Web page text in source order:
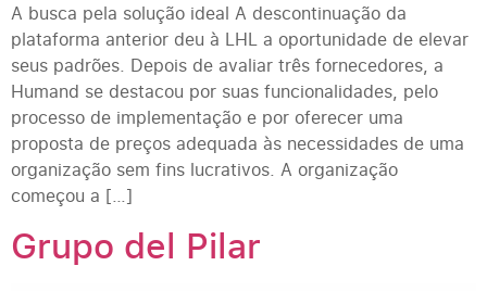
A busca pela solução ideal A descontinuação da
plataforma anterior deu à LHL a oportunidade de elevar
seus padrões. Depois de avaliar três fornecedores, a
Humand se destacou por suas funcionalidades, pelo
processo de implementação e por oferecer uma
proposta de preços adequada às necessidades de uma
organização sem fins lucrativos. A organização
começou a […]
Grupo del Pilar